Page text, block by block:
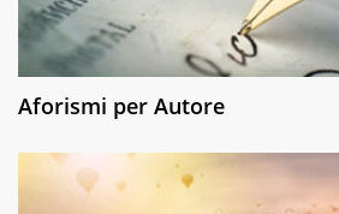
Aforismi per Autore